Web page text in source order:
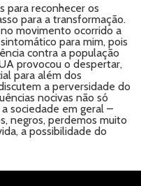
para reconhecer os
para a transformação.
movimento ocorrido a
para mim, pois
contra a população
provocou o despertar,
para além dos
a perversidade do
nocivas não só
sociedade em geral –
negros, perdemos muito
a possibilidade do